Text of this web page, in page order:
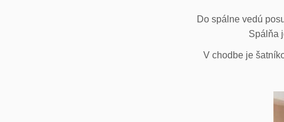
Do spálne vedú
Spálňa
V chodbe je